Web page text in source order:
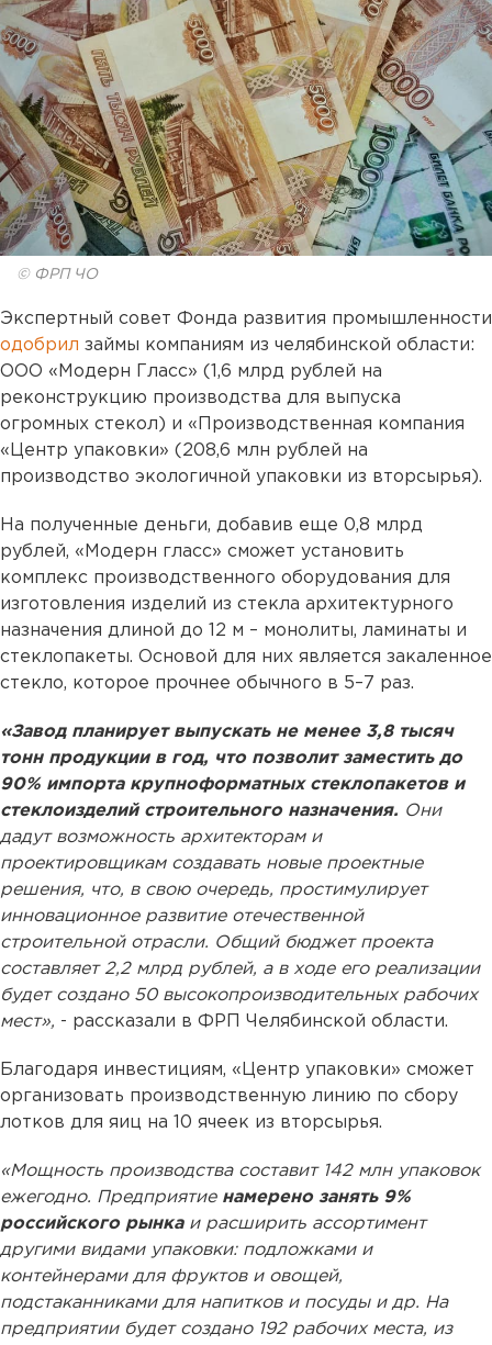
© ФРП ЧО
Экспертный совет Фонда развития промышленности
одобрил займы компаниям из челябинской области:
ООО «Модерн Гласс» (1,6 млрд рублей на
реконструкцию производства для выпуска
огромных стекол) и «Производственная компания
«Центр упаковки» (208,6 млн рублей на
производство экологичной упаковки из вторсырья).
На полученные деньги, добавив еще 0,8 млрд
рублей, «Модерн гласс» сможет установить
комплекс производственного оборудования для
изготовления изделий из стекла архитектурного
назначения длиной до 12 м – монолиты, ламинаты и
стеклопакеты. Основой для них является закаленное
стекло, которое прочнее обычного в 5–7 раз.
«Завод планирует выпускать не менее 3,8 тысяч
тонн продукции в год, что позволит заместить до
90% импорта крупноформатных стеклопакетов и
стеклоизделий строительного назначения. Они
дадут возможность архитекторам и
проектировщикам создавать новые проектные
решения, что, в свою очередь, простимулирует
инновационное развитие отечественной
строительной отрасли. Общий бюджет проекта
составляет 2,2 млрд рублей, а в ходе его реализации
будет создано 50 высокопроизводительных рабочих
мест», - рассказали в ФРП Челябинской области.
Благодаря инвестициям, «Центр упаковки» сможет
организовать производственную линию по сбору
лотков для яиц на 10 ячеек из вторсырья.
«Мощность производства составит 142 млн упаковок
ежегодно. Предприятие намерено занять 9%
российского рынка и расширить ассортимент
другими видами упаковки: подложками и
контейнерами для фруктов и овощей,
подстаканниками для напитков и посуды и др. На
предприятии будет создано 192 рабочих места, из